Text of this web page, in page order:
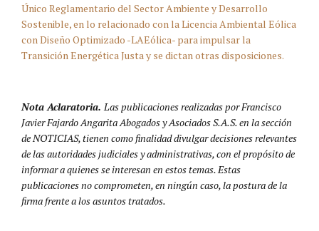
Único Reglamentario del Sector Ambiente y Desarrollo
Sostenible, en lo relacionado con la Licencia Ambiental Eólica
con Diseño Optimizado -LAEólica- para impulsar la
Transición Energética Justa y se dictan otras disposiciones.
Nota Aclaratoria. Las publicaciones realizadas por Francisco
Javier Fajardo Angarita Abogados y Asociados S.A.S. en la sección
de NOTICIAS, tienen como finalidad divulgar decisiones relevantes
de las autoridades judiciales y administrativas, con el propósito de
informar a quienes se interesan en estos temas. Estas
publicaciones no comprometen, en ningún caso, la postura de la
firma frente a los asuntos tratados.